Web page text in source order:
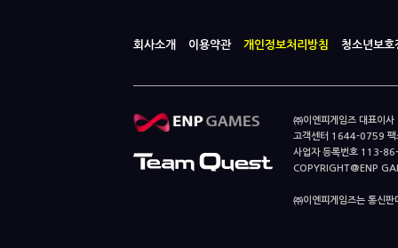
회사소개 이용약관 개인정보처리방침 청소년보호
㈜이엔피게임즈 대표이
고객센터 1644-0759
사업자 등록번호 113-
COPYRIGHT@ENP
㈜이엔피게임즈는 통신판